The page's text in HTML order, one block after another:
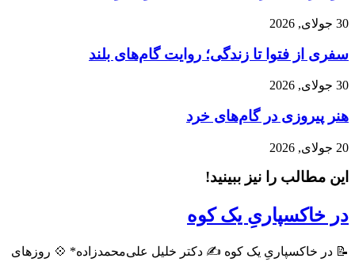
30 جولای, 2026
سفری از فتوا تا زندگی؛ روایت گام‌های بلند
30 جولای, 2026
هنر پیروزی در گام‌های خرد
20 جولای, 2026
این مطالب را نیز ببینید!
در خاکسپاریِ یک کوه
📝 در خاکسپاریِ یک کوه ✍️ دکتر خلیل علی‌محمدزاده* 💠 روزهای